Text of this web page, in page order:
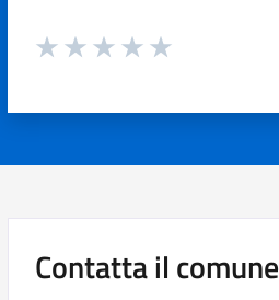
Valuta da 1 a 5 stelle la pagina
Contatta il comune